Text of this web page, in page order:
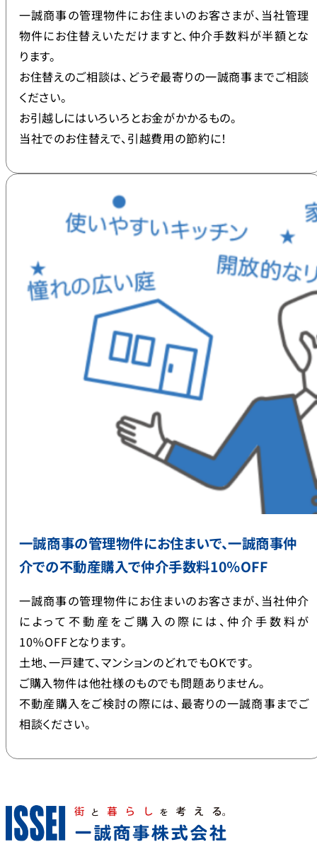
一誠商事の管理物件にお住まいのお客さまが、当社管理
物件にお住替えいただけますと、仲介手数料が半額とな
ります。
お住替えのご相談は、どうぞ最寄りの一誠商事までご相談
ください。
お引越しにはいろいろとお金がかかるもの。
当社でのお住替えで、引越費用の節約に！
一誠商事の管理物件にお住まいで、一誠商事仲
介での不動産購入で仲介手数料10％OFF
一誠商事の管理物件にお住まいのお客さまが、当社仲介
によって不動産をご購入の際には、仲介手数料が
10％OFFとなります。
土地、一戸建て、マンションのどれでもOKです。
ご購入物件は他社様のものでも問題ありません。
不動産購入をご検討の際には、最寄りの一誠商事までご
相談ください。